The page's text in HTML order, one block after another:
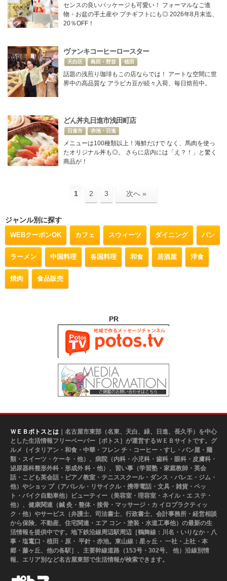
センスの良いパッケージも可愛い！ フォーマルなご進
物・お盆の手土産や プチギフトにも◎ 2026年8月末迄、
20％OFF！
ヴァンキコーヒーロースター
天白区 島田・野並 植田
話題の浅煎り珈琲もこの店ならでは！ アートな空間に世
界中の高品質な アラビカ豆が続々入荷、毎日焙煎中。
どん丼丸日進市浅田町店
日進市 赤池・日進
メニューは100種類以上！海鮮だけで なく、馬肉を使っ
たオリジナル丼も◎。 さらに店内には「え？！」と驚く
商品が！
1 2 3 次へ »
ジャンル別に探す
WEBクーポンOK カフェ スウィーツ ダイニング パン
ラーメン 中国料理 各国料理 和食 居酒屋 洋食
焼肉 食品販売
PR
ＷＥＢポトスとは ｜名古屋市東部（名東、天白、緑、日進、長久手）を中心
とした生活情報フリーペーパー［ポトス］が運営するＷＥＢサイトです。グ
ルメ（イタリアン・和食・中華・フレン チ・コーヒー・すし・パン屋・麺
類・スイーツ・ケーキ・他）、病院（内科・小児科・歯科・眼科・皮膚科・
泌尿器科整形外科・形成外 科・他）、習い事（学習塾・家庭教師・英会
話・こども英会話・ピアノ教室・テニススクール・ダンス・バレエ・ジム・
他）やショッ プ（アパレル・リサイクル・携帯電話・文具・雑貨・ペッ
ト・バイク自動車他）ビューティー（美容室・理容室・ネイル・エ ステ・
他）、健康関連（鍼 灸・整体・接骨・マッサージ・カ イロプラクティッ
ク・他）やサービス（弁護士、司法書士、行政書士、会計事務所・経営相談
から保険、不動産、住宅関連・エア コン・塗装・水道工事他）の最新の生
活情報を提供中です。地下鉄沿線周辺駅周辺［鶴舞線：川名・いりなか・八
事・塩竃口・植田・原・ 平針・赤池。東山線：星ヶ丘・ 一社・上社・本
郷・藤ヶ丘、他の各駅］、主要幹線道路（153号・302号、 他）沿線別情
報、エリア別など名古屋東部で生活情報が検索できます。